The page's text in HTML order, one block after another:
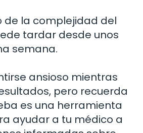
de la complejidad del
tardar desde unos
semana.
ansioso mientras
pero recuerda
es una herramienta
ayudar a tu médico a